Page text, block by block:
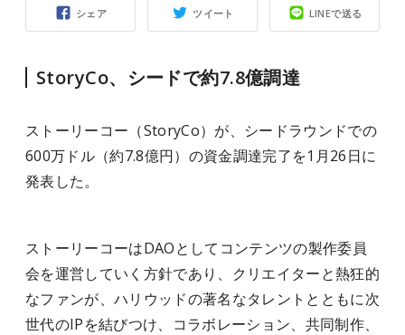
シェア ツイート LINEで送る
StoryCo、シードで約7.8億調達
スト ーリーコー（StoryCo）が、シードラウンドでの
600万ドル（約7.8億円）の資金調達完了を1月26日に
発表した。
ストーリーコーはDAOとしてコンテンツの製作委員
会を運営していく方針であり、クリエイターと熱狂的
なファンが、ハリウッドの著名なタレントとともに次
世代のIPを結びつけ、コラボレーション、共同制作、